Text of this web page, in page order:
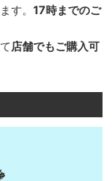
す。 17時までのご
店舗でもご購入可